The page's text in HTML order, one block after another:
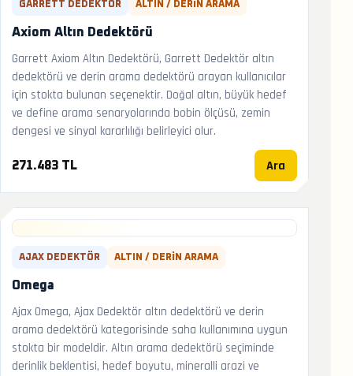
GARRETT DEDEKTÖR ALTIN / DERIN ARAMA
Axiom Altın Dedektörü
Garrett Axiom Altın Dedektörü, Garrett Dedektör altın
dedektörü ve derin arama dedektörü arayan kullanıcılar
için stokta bulunan seçenektir. Doğal altın, büyük hedef
ve define arama senaryolarında bobin ölçüsü, zemin
dengesi ve sinyal kararlılığı belirleyici olur.
271.483 TL Ara
AJAX DEDEKTÖR ALTIN / DERIN ARAMA
Omega
Ajax Omega, Ajax Dedektör altın dedektörü ve derin
arama dedektörü kategorisinde saha kullanımına uygun
stokta bir modeldir. Altın arama dedektörü seçiminde
derinlik beklentisi, hedef boyutu, mineralli arazi ve